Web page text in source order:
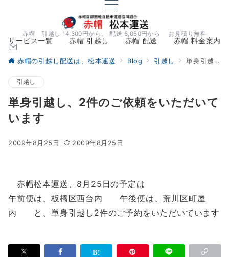
赤帽 引越し 14,300円から、 配送 6,050円から お見積り無料
サービス一覧 赤帽 引越し 赤帽 配送 赤帽 料金案内
赤帽の引越し配送は、松本運送 Blog 引越し 単身引越し、2件のご依頼をいただいています
引越し
単身引越し、2件のご依頼をいただいて
います
2009年8月25日 2009年8月25日
赤帽松本運送、8月25日の予定は
午前便は、板橋区西台内 午後便は、荒川区町屋
内 と、単身引越し2件のご予約をいただいています